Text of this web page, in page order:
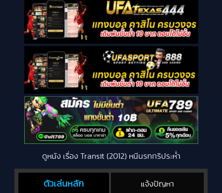
ดูหนัง เรื่อง Transit (2012) หนีนรกทริประห่ำ
ตัวเล่นหลัก แจ้งปัญหา